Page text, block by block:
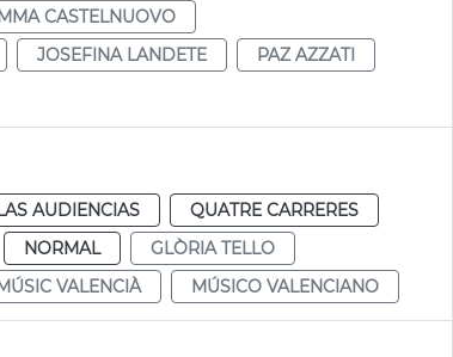
CASTELNUOVO
JOSEFINA LANDETE
PAZ AZZATI
AUDIENCIAS
QUATRE CARRERES
NORMAL
GLÒRIA TELLO
VALENCIÀ MÚSICO VALENCIANO